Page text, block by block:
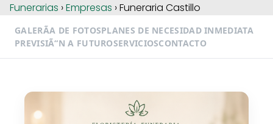
Funerarias ›Empresas › Funeraria Castillo
GALERÃA DE FOTOSPLANES DE NECESIDAD INMEDIATA
PREVISIÃ“N A FUTUROSERVICIOSCONTACTO